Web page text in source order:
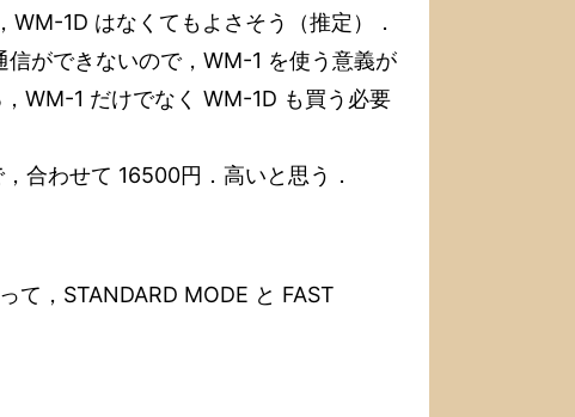
1D はなくてもよさそう（推定）．
ができないので，WM-1 を使う意義が
WM-1 だけでなく WM-1D も買う必要
合わせて 16500円．高いと思う．
て，STANDARD MODE と FAST